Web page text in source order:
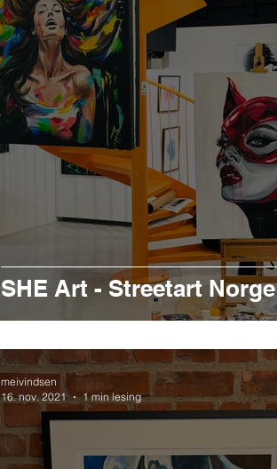
SHE Art - Streetart Norge
meivindsen
16. nov. 2021
1 min lesing